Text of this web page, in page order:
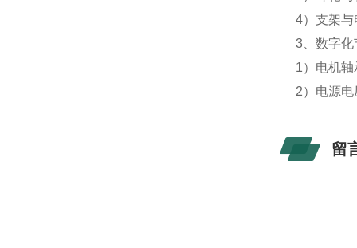
4）支架
3、数字
1）电机
2）电源
留